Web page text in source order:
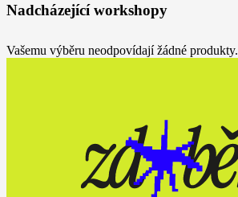
Nadcházející workshopy
Vašemu výběru neodpovídají žádné produkty.